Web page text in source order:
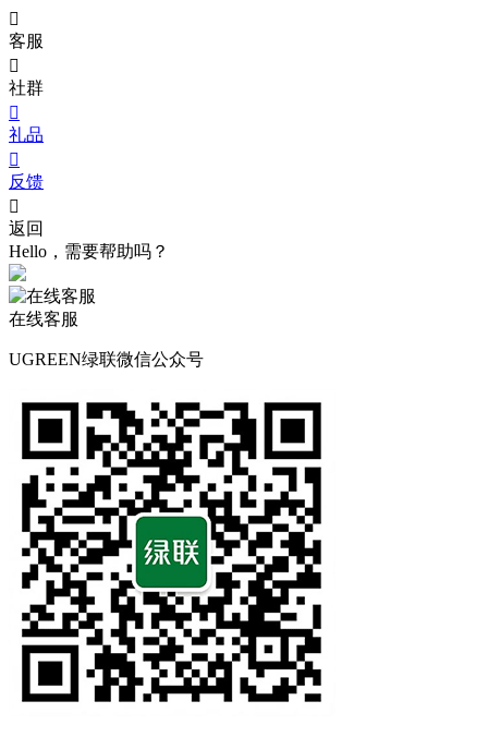

客服

社群

礼品

反馈

返回
Hello，需要帮助吗？
在线客服
UGREEN绿联微信公众号